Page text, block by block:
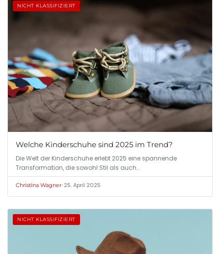
NICHT KLASSIFIZIERT
Welche Kinderschuhe sind 2025 im Trend?
Die Welt der Kinderschuhe erlebt 2025 eine spannende
Transformation, die sowohl Stil als auch…
Christina Wagner•25. April 2025
NICHT KLASSIFIZIERT